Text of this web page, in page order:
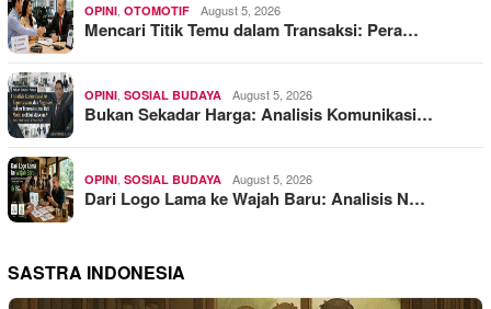
OPINI, OTOMOTIF August 5, 2026
Mencari Titik Temu dalam Transaksi: Pera…
OPINI, SOSIAL BUDAYA August 5, 2026
Bukan Sekadar Harga: Analisis Komunikasi…
OPINI, SOSIAL BUDAYA August 5, 2026
Dari Logo Lama ke Wajah Baru: Analisis N…
SASTRA INDONESIA